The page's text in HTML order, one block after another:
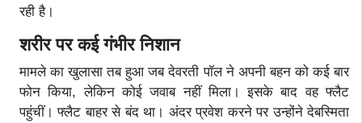
रही है।
शरीर पर कई गंभीर निशान
मामले का खुलासा तब हुआ जब देवरती पॉल ने अपनी बहन को कई बार
फोन किया, लेकिन कोई जवाब नहीं मिला। इसके बाद वह फ्लैट
पहुंचीं। फ्लैट बाहर से बंद था। अंदर प्रवेश करने पर उन्होंने देबस्मिता